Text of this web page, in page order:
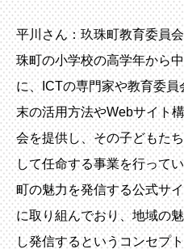
平川さん：玖珠町教育委員
珠町の小学校の高学年から
に、ICTの専門家や教育委
末の活用方法やWebサイト
会を提供し、その子どもた
して任命する事業を行って
町の魅力を発信する公式サ
に取り組んでおり、地域の
し発信するというコンセプ